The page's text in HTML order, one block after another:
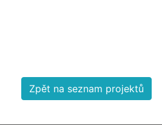
Zpět na seznam projektů